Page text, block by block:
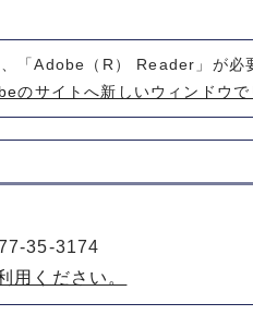
「Adobe（R） Reader」が
のサイトへ新しいウィンドウで
35-3174
用ください。